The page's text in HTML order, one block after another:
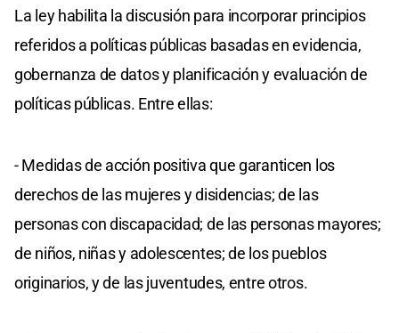
La ley habilita la discusión para incorporar principios
referidos a políticas públicas basadas en evidencia,
gobernanza de datos y planificación y evaluación de
políticas públicas. Entre ellas:
- Medidas de acción positiva que garanticen los
derechos de las mujeres y disidencias; de las
personas con discapacidad; de las personas mayores;
de niños, niñas y adolescentes; de los pueblos
originarios, y de las juventudes, entre otros.